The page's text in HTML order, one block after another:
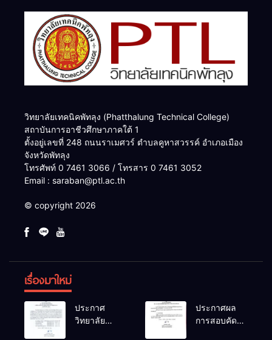
วิทยาลัยเทคนิคพัทลุง (Phatthalung Technical College)
สถาบันการอาชีวศึกษาภาคใต้ 1
ตั้งอยู่เลขที่ 248 ถนนราเมศวร์ ตำบลคูหาสวรรค์ อำเภอเมือง
จังหวัดพัทลุง
โทรศัพท์ 0 7461 3066 / โทรสาร 0 7461 3052
Email : saraban@ptl.ac.th
© copyright 2026
เรื่องมาใหม่
ประกาศ
วิทยาลัย
ประกาศผล
การสอบคัด